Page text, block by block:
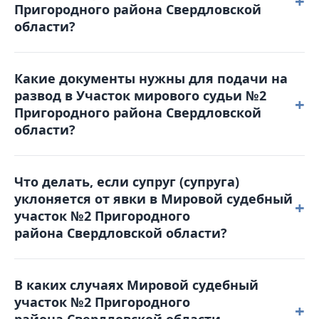
2prg@dms66.ru или воспользоваться порталом
Online-Sud.ru.
Пригородного района Свердловской
области?
апелляционную жалобу в Пригородный районный
суд в течение месяца с момента вынесения
решения. Жалоба подается в Мировой судебный
участок №2 Пригородного района Свердловской
области, который и рассматривал дело.
Какие документы нужны для подачи на
развод в Участок мирового судьи №2
Пригородного района Свердловской
области?
+
свидетельство о браке, квитанция об оплате
госпошлины, свидетельства о рождении детей
(если они есть), а также соглашение о детях (при
наличии несовершеннолетних детей).
Что делать, если супруг (супруга)
уклоняется от явки в Мировой судебный
участок №2 Пригородного
района Свердловской области?
+
отсутствие уклоняющейся стороны. Однако
рекомендуется заранее уведомить суд о причинах
В каких случаях Мировой судебный
участок №2 Пригородного
+